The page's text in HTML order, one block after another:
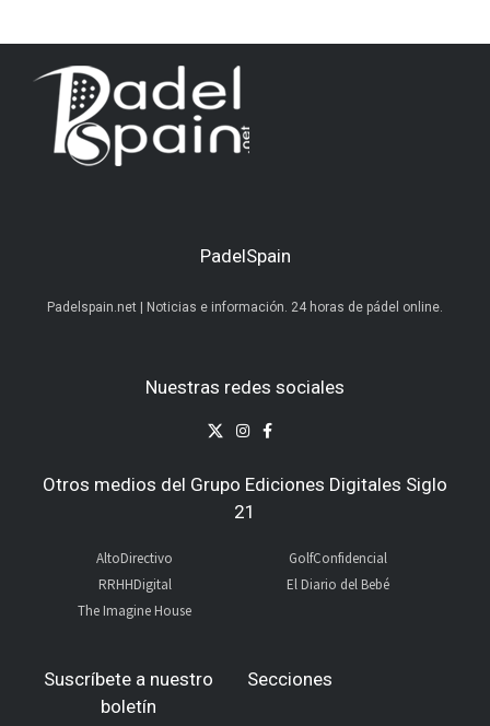
PadelSpain
Padelspain.net | Noticias e información. 24 horas de pádel online.
Nuestras redes sociales
Otros medios del Grupo Ediciones Digitales Siglo
21
AltoDirectivo
RRHHDigital
The Imagine House
GolfConfidencial
El Diario del Bebé
Suscríbete a nuestro
boletín
Secciones